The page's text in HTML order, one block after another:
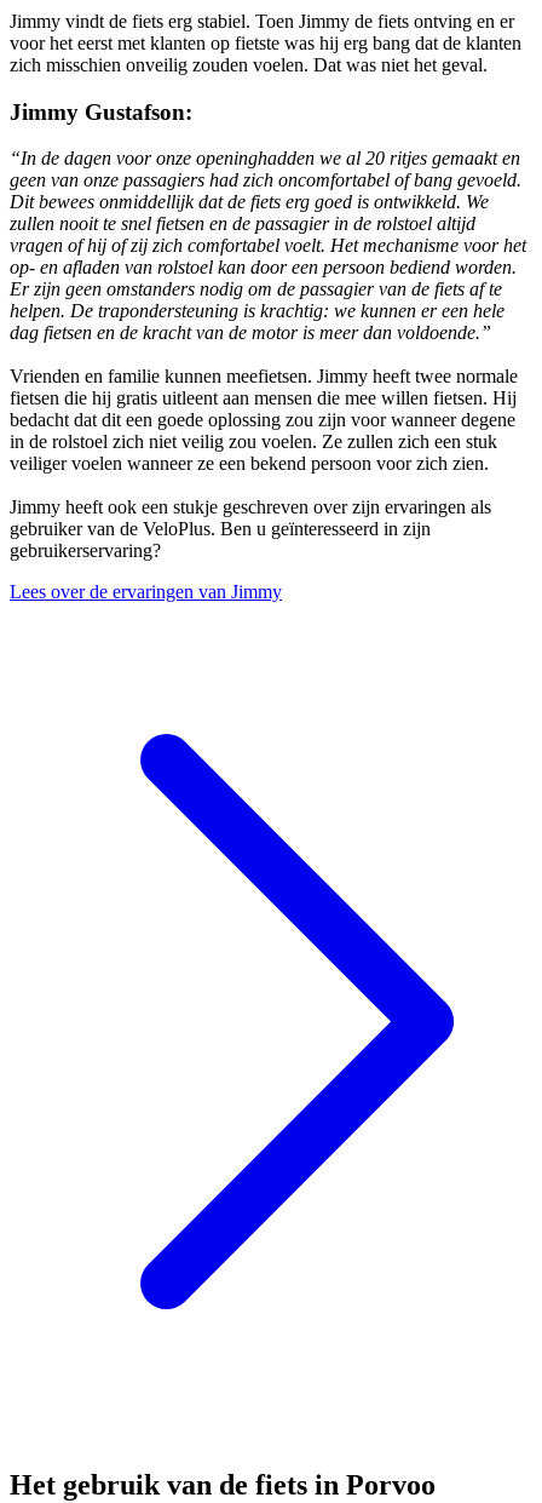
Jimmy vindt de fiets erg stabiel. Toen Jimmy de fiets ontving en er
voor het eerst met klanten op fietste was hij erg bang dat de klanten
zich misschien onveilig zouden voelen. Dat was niet het geval.
Jimmy Gustafson:
“In de dagen voor onze openinghadden we al 20 ritjes gemaakt en
geen van onze passagiers had zich oncomfortabel of bang gevoeld.
Dit bewees onmiddellijk dat de fiets erg goed is ontwikkeld. We
zullen nooit te snel fietsen en de passagier in de rolstoel altijd
vragen of hij of zij zich comfortabel voelt. Het mechanisme voor het
op- en afladen van rolstoel kan door een persoon bediend worden.
Er zijn geen omstanders nodig om de passagier van de fiets af te
helpen. De trapondersteuning is krachtig: we kunnen er een hele
dag fietsen en de kracht van de motor is meer dan voldoende.”
Vrienden en familie kunnen meefietsen. Jimmy heeft twee normale
fietsen die hij gratis uitleent aan mensen die mee willen fietsen. Hij
bedacht dat dit een goede oplossing zou zijn voor wanneer degene
in de rolstoel zich niet veilig zou voelen. Ze zullen zich een stuk
veiliger voelen wanneer ze een bekend persoon voor zich zien.
Jimmy heeft ook een stukje geschreven over zijn ervaringen als
gebruiker van de VeloPlus. Ben u geïnteresseerd in zijn
gebruikerservaring?
Lees over de ervaringen van Jimmy
Het gebruik van de fiets in Porvoo